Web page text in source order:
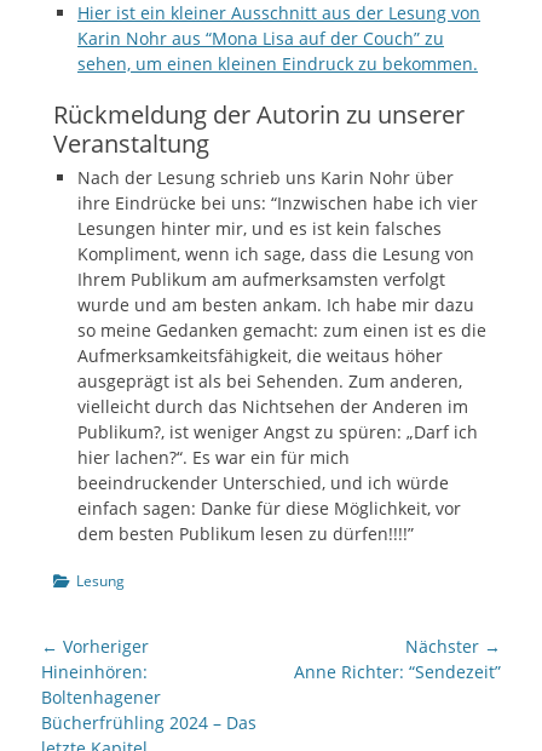
Hier ist ein kleiner Ausschnitt aus der Lesung von
Karin Nohr aus “Mona Lisa auf der Couch” zu
sehen, um einen kleinen Eindruck zu bekommen.
Rückmeldung der Autorin zu unserer
Veranstaltung
Nach der Lesung schrieb uns Karin Nohr über
ihre Eindrücke bei uns: “Inzwischen habe ich vier
Lesungen hinter mir, und es ist kein falsches
Kompliment, wenn ich sage, dass die Lesung von
Ihrem Publikum am aufmerksamsten verfolgt
wurde und am besten ankam. Ich habe mir dazu
so meine Gedanken gemacht: zum einen ist es die
Aufmerksamkeitsfähigkeit, die weitaus höher
ausgeprägt ist als bei Sehenden. Zum anderen,
vielleicht durch das Nichtsehen der Anderen im
Publikum?, ist weniger Angst zu spüren: „Darf ich
hier lachen?“. Es war ein für mich
beeindruckender Unterschied, und ich würde
einfach sagen: Danke für diese Möglichkeit, vor
dem besten Publikum lesen zu dürfen!!!!”
Kategorien
Lesung
Beitrags-
Navigation
← Vorheriger
Vorheriger
Beitrag:
Hineinhören:
Boltenhagener
Bücherfrühling 2024 – Das
Nächster →
Nächster
Anne Richter: “Sendezeit”